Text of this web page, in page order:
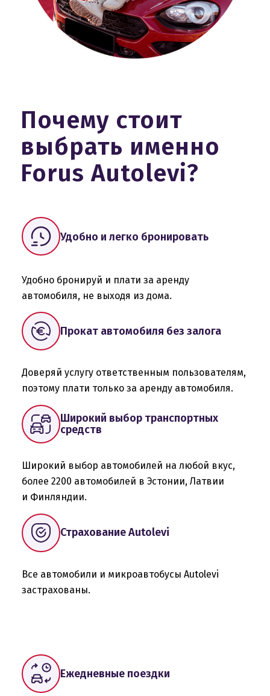
Почему стоит
выбрать именно
Forus Autolevi?
Удобно и легко бронировать
Удобно бронируй и плати за аренду
автомобиля, не выходя из дома.
Прокат автомобиля без залога
Доверяй услугу ответственным пользователям,
поэтому плати только за аренду автомобиля.
Широкий выбор транспортных
средств
Широкий выбор автомобилей на любой вкус,
более 2200 автомобилей в Эстонии, Латвии
и Финляндии.
Страхование Autolevi
Все автомобили и микроавтобусы Autolevi
застрахованы.
Ежедневные поездки